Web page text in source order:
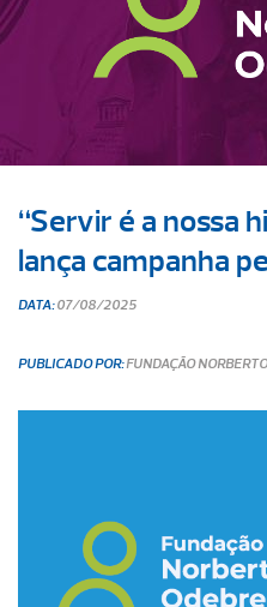
“Servir é a nossa
lança campanha
DATA:07/08/2025
PUBLICADO POR:FUNDAÇÃO